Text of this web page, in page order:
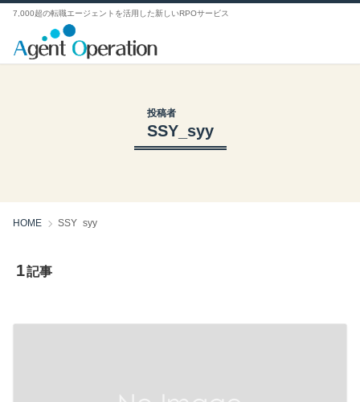
7,000超の転職エージェントを活用した新しいRPOサービス
投稿者
SSY_syy
HOME SSY_syy
1記事